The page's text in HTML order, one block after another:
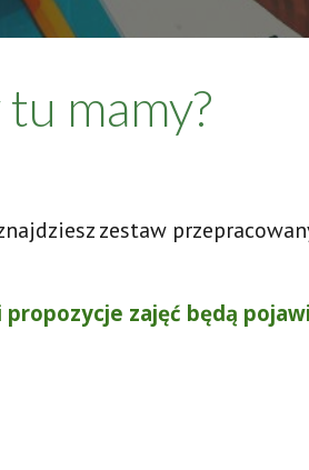
mamy?
zestaw
propozycje zajęć będą